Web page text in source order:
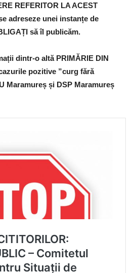
REFERITOR LA ACEST
adreseze unei instanțe de
să îl publicăm.
dintr-o altă PRIMĂRIE DIN
pozitive ”curg fără
Maramureș și DSP Maramureș